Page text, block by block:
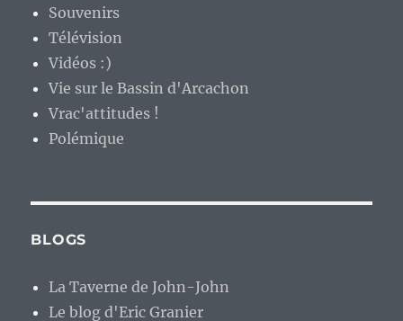
Souvenirs
Télévision
Vidéos :)
Vie sur le Bassin d'Arcachon
Vrac'attitudes !
Polémique
BLOGS
La Taverne de John-John
Le blog d'Eric Granier